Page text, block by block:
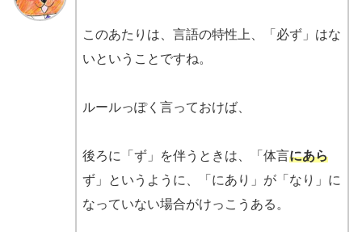
このあたりは、言語の特性上、「必ず」はな
いということですね。
ルールっぽく言っておけば、
後ろに「ず」を伴うときは、「体言にあら
ず」というように、「にあり」が「なり」に
なっていない場合がけっこうある。